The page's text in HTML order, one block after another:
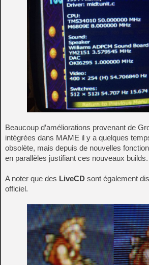
Beaucoup d’améliorations provenant de
intégrées dans MAME il y a quelques
obsolète, mais depuis de nouvelles
en parallèles justifiant ces nouveaux builds.
A noter que des LiveCD sont également
officiel.